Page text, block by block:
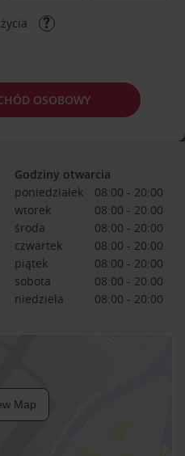
OSOBOWY
Godziny otwarcia
poniedziałek
08:00 - 20:00
wtorek
08:00 - 20:00
środa
08:00 - 20:00
czwartek
08:00 - 20:00
piątek
08:00 - 20:00
sobota
08:00 - 20:00
niedziela
08:00 - 20:00
Map